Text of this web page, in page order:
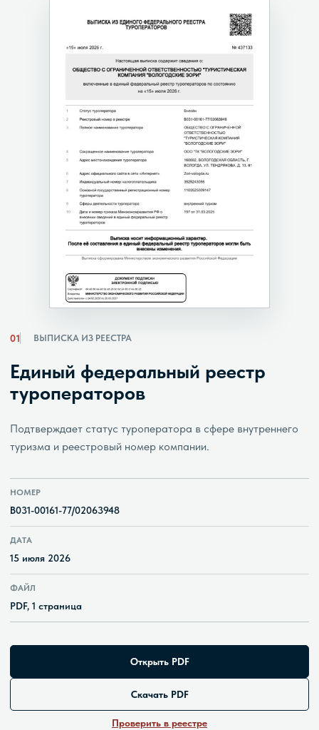
01 ВЫПИСКА ИЗ РЕЕСТРА
Единый федеральный реестр
туроператоров
Подтверждает статус туроператора в сфере внутреннего
туризма и реестровый номер компании.
НОМЕР
В031-00161-77/02063948
ДАТА
15 июля 2026
ФАЙЛ
PDF, 1 страница
Открыть PDF
Скачать PDF
Проверить в реестре